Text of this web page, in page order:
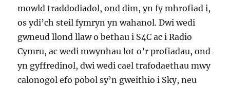
mowld traddodiadol, ond dim, yn fy mhrofiad i,
os ydi’ch steil fymryn yn wahanol. Dwi wedi
gwneud llond llaw o bethau i S4C ac i Radio
Cymru, ac wedi mwynhau lot o’r profiadau, ond
yn gyffredinol, dwi wedi cael trafodaethau mwy
calonogol efo pobol sy’n gweithio i Sky, neu